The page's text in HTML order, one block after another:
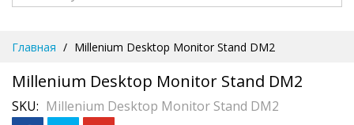
Content
Главная Millenium Desktop Monitor Stand DM2
Millenium Desktop Monitor Stand DM2
SKU Millenium Desktop Monitor Stand DM2